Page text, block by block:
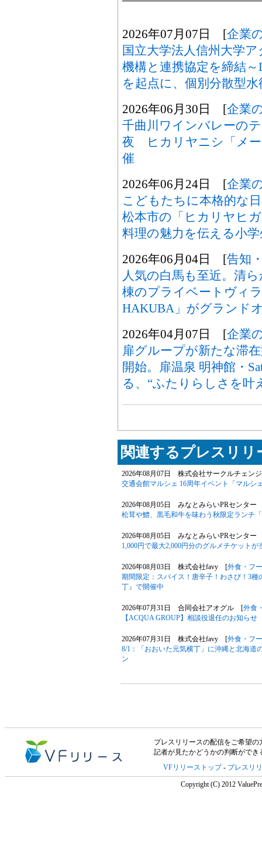
2026年07月07日 [企業
国立大学法人信州大学
機構と連携協定を締結～
を起点に、個別分散型
2026年06月30日 [企業
千曲川ワインバレーの
夜 ヒカリヤニシ「メー
催
2026年06月24日 [企業
こどもたちに本格的な
松本市の「ヒカリヤヒ
料理の魅力を伝える小
2026年06月04日 [告知
人気の白馬も至近。清
棟のプライベートヴィ
HAKUBA」がグランド
2026年04月07日 [企業
扉グループが新たな滞
開始。扉温泉 明神館・
る、“ふたりらしさを叶
関連するプレスリリ
2026年08月07日 株式会社サークルチェン
交通会館マルシェ 16周年イベント「マルシ
2026年08月05日 みなとみらいPRセンタ
松茸や鱧、黒毛和牛を味わう秋限定ランチ
2026年08月05日 みなとみらいPRセンタ
1,000円で最大2,000円分のグルメチケット
2026年08月03日 株式会社favy [外食・フ
期間限定：スパイス！唐辛子！わさび！3
丁』で開催中
2026年07月31日 合同会社アオグル [外食
【ACQUA GROUP】相談役退任のお知らせ
2026年07月31日 株式会社favy [外食・フ
8/1：「おおいた元気横丁」に沖縄と北海道
ン
プレスリリースの配信をご希望の
記者が見たかどうかの判断がで
VFリリーストップ- プレスリ
Copyright (C) 2012